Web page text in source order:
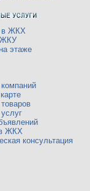
в ЖКХ
ЖКУ
этаже
компаний
ЖКХ
консультация